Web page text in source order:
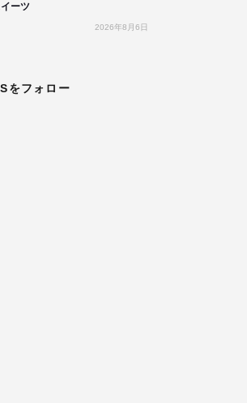
ーツ
2026年8月6日
をフォロー